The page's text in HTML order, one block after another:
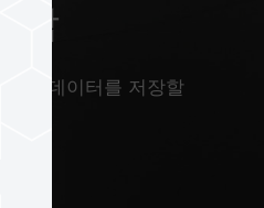
합
스 데이터를 저장할